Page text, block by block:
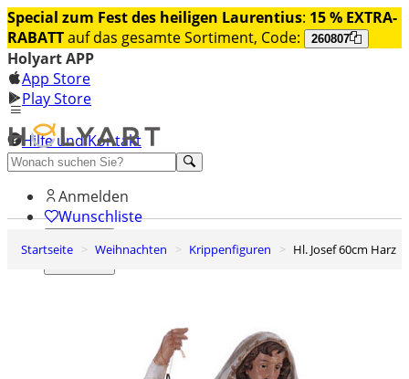
Special zum Fest des heiligen Laurentius: 15 % EXTRA-
RABATTauf das gesamte Sortiment, Code: 260807
Holyart APP
App Store
Play Store
Hilfe und Kontakt
Entdecken Sie Premium
Anmelden
Wunschliste
0
Startseite Weihnachten Krippenfiguren Hl. Josef 60cm Harz